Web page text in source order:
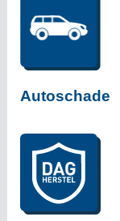
Autoschade